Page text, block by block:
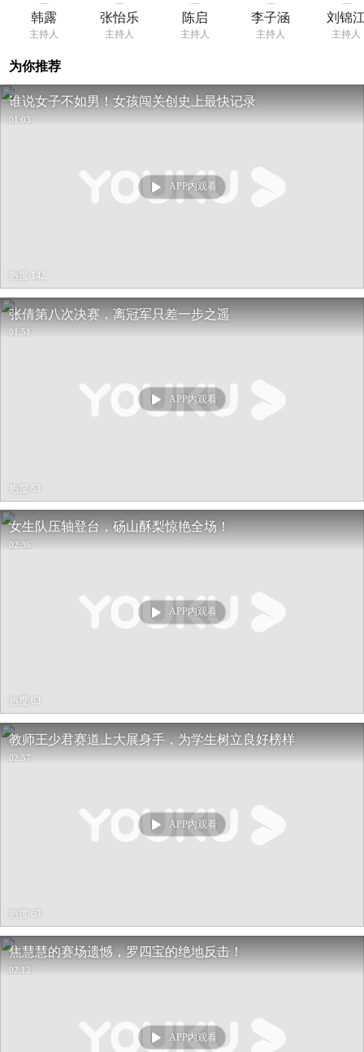
传达，具有自己独特的亮点。作为午间传奇榜样
节目，成功打造品牌合作的优质样板间！伙伴需
求实时响应，专属内容快速上屏，成为面向00后
韩露
主持人
张怡乐
主持人
陈启
主持人
李子涵
主持人
刘锦
主持人
为你推荐
谁说女子不如男！女孩闯关创史上最快记录
01:03
APP内观看
热度 142
张倩第八次决赛，离冠军只差一步之遥
01:51
APP内观看
热度 63
女生队压轴登台，砀山酥梨惊艳全场！
02:36
APP内观看
热度 63
教师王少君赛道上大展身手，为学生树立良好榜样
02:57
APP内观看
热度 69
焦慧慧的赛场遗憾，罗四宝的绝地反击！
02:12
APP内观看